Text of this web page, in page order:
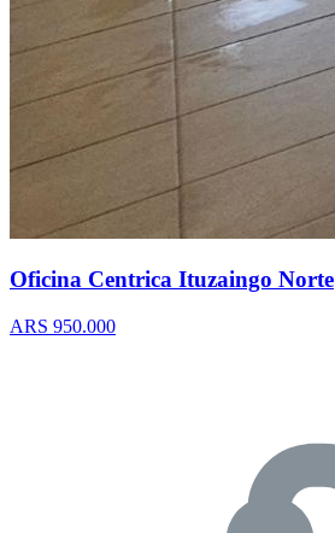
Oficina Centrica Ituzaingo Norte
ARS 950.000